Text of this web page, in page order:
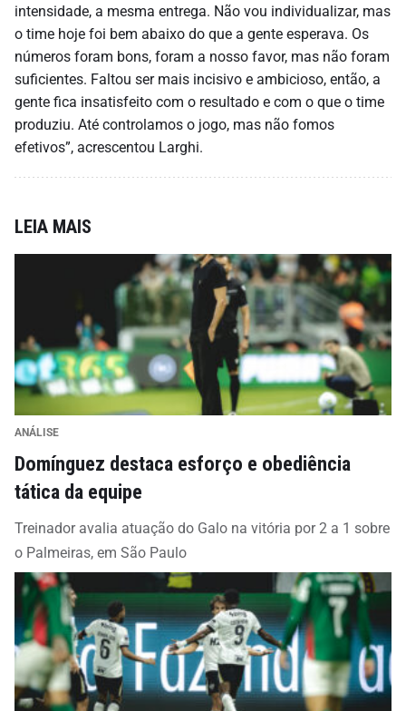
intensidade, a mesma entrega. Não vou individualizar, mas
o time hoje foi bem abaixo do que a gente esperava. Os
números foram bons, foram a nosso favor, mas não foram
suficientes. Faltou ser mais incisivo e ambicioso, então, a
gente fica insatisfeito com o resultado e com o que o time
produziu. Até controlamos o jogo, mas não fomos
efetivos”, acrescentou Larghi.
LEIA MAIS
ANÁLISE
Domínguez destaca esforço e obediência
tática da equipe
Treinador avalia atuação do Galo na vitória por 2 a 1 sobre
o Palmeiras, em São Paulo